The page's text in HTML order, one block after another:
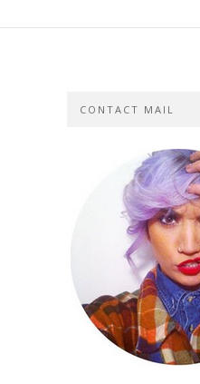
CONTACT MAIL